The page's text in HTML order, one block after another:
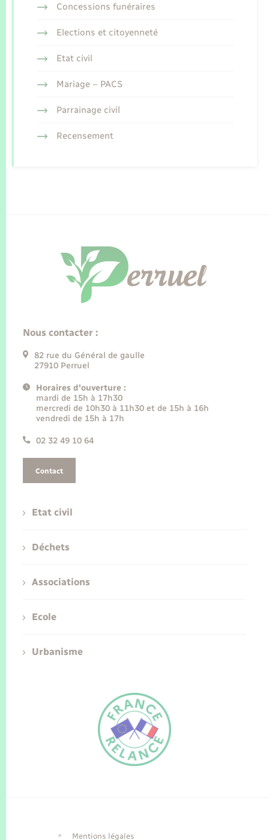
Concessions funéraires
Elections et citoyenneté
Etat civil
Mariage – PACS
Parrainage civil
Recensement
Nous contacter :
82 rue du Général de gaulle
27910 Perruel
Horaires d'ouverture :
mardi de 15h à 17h30
mercredi de 10h30 à 11h30 et de 15h à 16h
vendredi de 15h à 17h
02 32 49 10 64
Contact
Etat civil
Déchets
Associations
Ecole
Urbanisme
Mentions légales